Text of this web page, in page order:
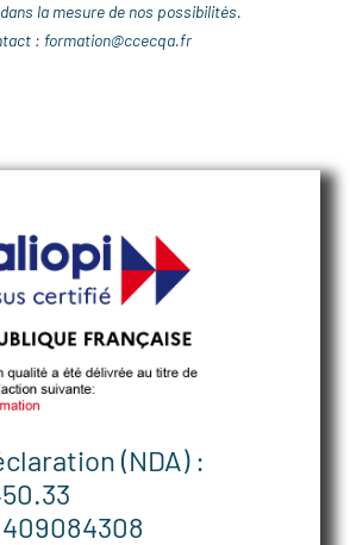
la mesure de nos possibilités.
: formation@ccecqa.fr
(NDA) :
409084308